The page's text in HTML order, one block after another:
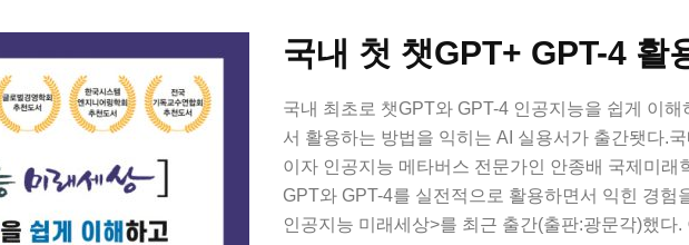
국내 첫 챗GPT+ GPT-4 활
국내 최초로 챗GPT와 GPT-4 인공지능을 쉽게 이해
서 활용하는 방법을 익히는 AI 실용서가 출간됏다.
이자 인공지능 메타버스 전문가인 안종배 국제미래
GPT와 GPT-4를 실전적으로 활용하면서 익힌 경험
인공지능 미래세상>를 최근 출간(출판:광문각)했다.